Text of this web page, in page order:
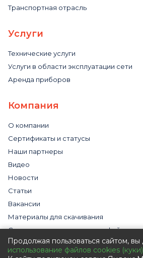
Транспортная отрасль
Услуги
Технические услуги
Услуги в области эксплуатации сети
Аренда приборов
Компания
О компании
Сертификаты и статусы
Наши партнеры
Видео
Новости
Статьи
Вакансии
Материалы для скачивания
Cогласие на использование файлов
Обработка персональных данных с
«Яндекс.Метрика»
Продолжая пользоваться сайтом, вы
использование файлов cookies (куки)